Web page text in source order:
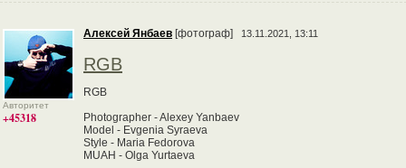
Авторитет
+45318
Алексей Янбаев [фотограф] 13.11.2021, 13:11
RGB
RGB
Photographer - Alexey Yanbaev
Model - Evgenia Syraeva
Style - Maria Fedorova
MUAH - Olga Yurtaeva